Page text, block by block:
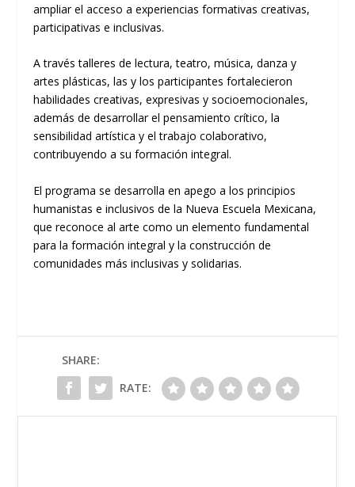
ampliar el acceso a experiencias formativas creativas,
participativas e inclusivas.
A través talleres de lectura, teatro, música, danza y
artes plásticas, las y los participantes fortalecieron
habilidades creativas, expresivas y socioemocionales,
además de desarrollar el pensamiento crítico, la
sensibilidad artística y el trabajo colaborativo,
contribuyendo a su formación integral.
El programa se desarrolla en apego a los principios
humanistas e inclusivos de la Nueva Escuela Mexicana,
que reconoce al arte como un elemento fundamental
para la formación integral y la construcción de
comunidades más inclusivas y solidarias.
SHARE:
RATE: